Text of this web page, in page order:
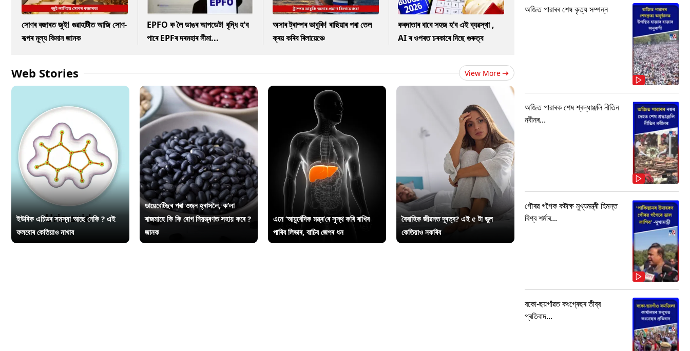
সোণৰ বজাৰত জুই! গুৱাহাটীত আজি সোণ-
ৰূপৰ মূল্য কিমান জানক
EPFO ক লৈ ডাঙৰ আপডেট! বৃদ্ধি হ'ব
পাৰে EPFৰ দৰমহাৰ সীমা...
অসাৰ ট্ৰাম্পৰ ভাবুকি! ৰাছিয়াৰ পৰা তেল
ক্ৰয় কৰিব ৰিলায়েঞ্চে
কৰদাতাৰ বাবে সহজ হ’ব এই ব্যৱস্থা ,
AI ৰ ওপৰত চৰকাৰে দিছে গুৰুত্ব
Web Stories View More
ইউৰিক এচিডৰ সমস্যা আছে নেকি ? এই
ফলবোৰ কেতিয়াও নাখাব
ডায়েবেটিছৰ পৰা ওজন হ্ৰাসলৈ, ক’লা
ৰাজমাহে কি কি ৰোগ নিয়ন্ত্ৰণত সহায় কৰে ?
জানক
এনে ‘আয়ুৰ্বেদিক মন্ত্ৰ’ৰে সুস্থ কৰি ৰাখিব
পাৰিব লিভাৰ, বাচিব জেপৰ ধন
বৈবাহিক জীৱনত দূৰত্ব? এই ৫ টা ভুল
কেতিয়াও নকৰিব
অজিত পাৱাৰৰ শেষ কৃত্য সম্পন্ন
অজিত পাৱাৰক শেষ শ্ৰদ্ধাঞ্জলি নীতিন
নবীনৰ...
গৌৰৱ গগৈক কটাক্ষ মুখ্যমন্ত্ৰী হিমন্ত
বিশ্ব শৰ্মাৰ...
বকো-ছয়গাঁৱত কংগ্ৰেছৰ তীব্ৰ
প্ৰতিবাদ...